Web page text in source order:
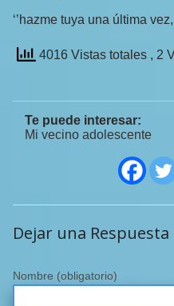
‘’hazme tuya una última
4016 Vistas totales , 2
Te puede interesar:
Mi vecino adolescente
Dejar una Respuesta
Nombre (obligatorio)